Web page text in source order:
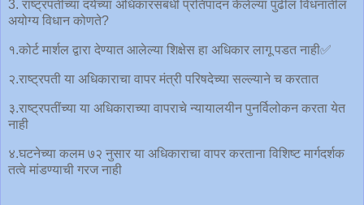
3. राष्ट्रपतींच्या दयेच्या अधिकारसंबंधी प्रतिपादन केलेल्या पुढील विधनातील
अयोग्य विधान कोणते?
१.कोर्ट मार्शल द्वारा देण्यात आलेल्या शिक्षेस हा अधिकार लागू पडत नाही✅
२.राष्ट्रपती या अधिकाराचा वापर मंत्री परिषदेच्या सल्ल्याने च करतात
३.राष्ट्रपतींच्या या अधिकाराच्या वापराचे न्यायालयीन पुनर्विलोकन करता येत
नाही
४.घटनेच्या कलम ७२ नुसार या अधिकाराचा वापर करताना विशिष्ट मार्गदर्शक
तत्वे मांडण्याची गरज नाही